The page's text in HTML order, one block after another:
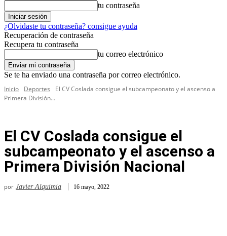
tu contraseña
¿Olvidaste tu contraseña? consigue ayuda
Recuperación de contraseña
Recupera tu contraseña
tu correo electrónico
Se te ha enviado una contraseña por correo electrónico.
Inicio
Deportes
El CV Coslada consigue el subcampeonato y el ascenso a
Primera División...
El CV Coslada consigue el
subcampeonato y el ascenso a
Primera División Nacional
por Javier Alquimia 16 mayo, 2022